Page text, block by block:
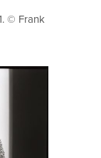
© Frank